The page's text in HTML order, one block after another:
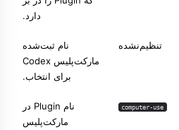
دارد.
تنظیم‌نشده
نام ثبت‌شده
مارکت‌پلیس Codex
برای انتخاب.
computer-use
نام Plugin در
مارکت‌پلیس